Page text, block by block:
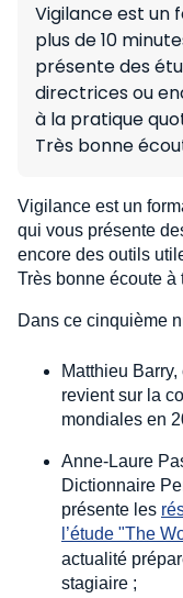
Vigilance est un
plus de 10
présente des
directrices ou
à la pratique
Très bonne
Vigilance est un
qui vous présente
encore des outils
Très bonne écoute à
Dans ce cinquième
Matthieu
revient sur la
mondiales en
Anne-Laure
Dictionnaire
présente les
l’étude "The
actualité
stagiaire ;